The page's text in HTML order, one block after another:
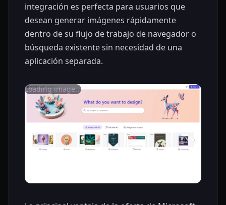
integración es perfecta para usuarios que
desean generar imágenes rápidamente
dentro de su flujo de trabajo de navegador o
búsqueda existente sin necesidad de una
aplicación separada.
Loading image...